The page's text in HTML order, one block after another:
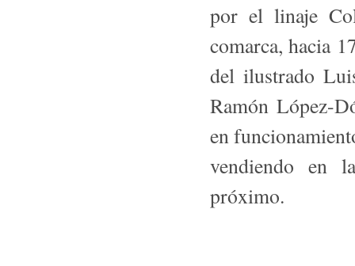
por el linaje
comarca, hacia
del ilustrado
Ramón López-
en
vendiendo en
próximo.